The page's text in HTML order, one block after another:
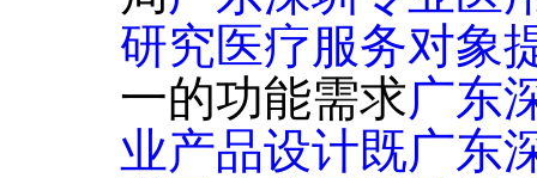
研究医疗服务对象
一的功能需求广东
业产品设计既广东